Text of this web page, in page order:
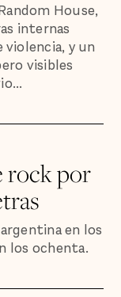
House,
internas
violencia, y un
visibles
rock por
en los
los ochenta.